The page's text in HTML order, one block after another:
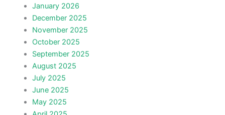
January 2026
December 2025
November 2025
October 2025
September 2025
August 2025
July 2025
June 2025
May 2025